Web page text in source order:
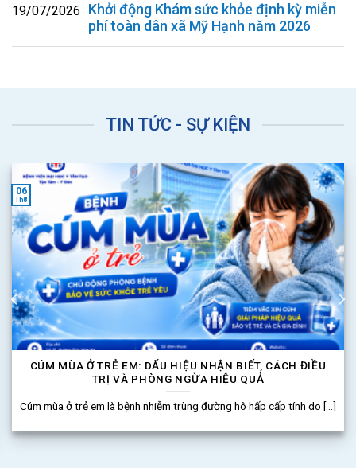
19/07/2026
Khởi động Khám sức khỏe định kỳ miễn
phí toàn dân xã Mỹ Hạnh năm 2026
TIN TỨC - SỰ KIỆN
CÚM MÙA Ở TRẺ EM: DẤU HIỆU NHẬN BIẾT, CÁCH ĐIỀU
TRỊ VÀ PHÒNG NGỪA HIỆU QUẢ
Cúm mùa ở trẻ em là bệnh nhiễm trùng đường hô hấp cấp tính do [...]
06
Th8